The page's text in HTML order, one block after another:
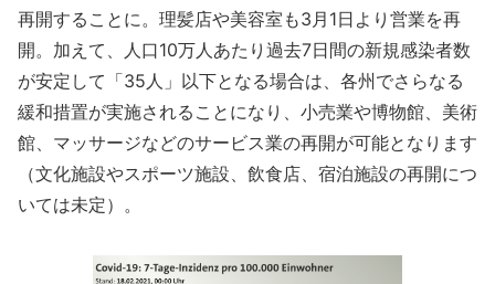
再開することに。理髪店や美容室も3月1日より営業を再
開。加えて、人口10万人あたり過去7日間の新規感染者数
が安定して「35人」以下となる場合は、各州でさらなる
緩和措置が実施されることになり、小売業や博物館、美術
館、マッサージなどのサービス業の再開が可能となります
（文化施設やスポーツ施設、飲食店、宿泊施設の再開につ
いては未定）。